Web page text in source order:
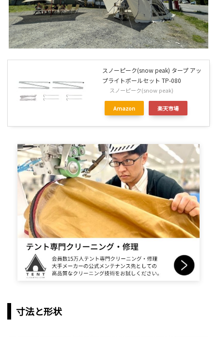
スノーピーク(snow peak) タープ アッ
プライトポールセット TP-080
スノーピーク(snow peak)
Amazon 楽天市場
寸法と形状